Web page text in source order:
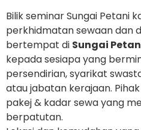
Bilik seminar Sungai Petani
perkhidmatan sewaan dan
bertempat di Sungai
kepada sesiapa yang
persendirian, syarikat
atau jabatan kerajaan.
pakej & kadar sewa yang
berpatutan.